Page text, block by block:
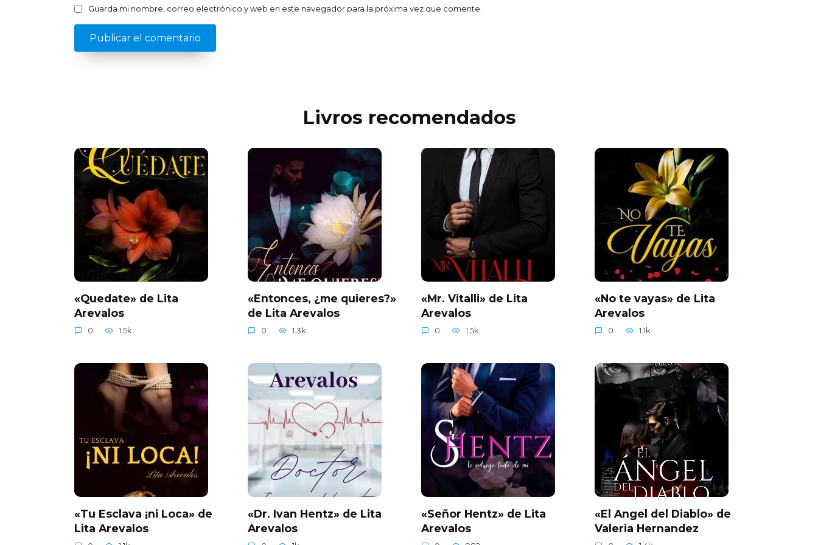
Guarda mi nombre, correo electrónico y web en este navegador para la próxima vez que comente.
Livros recomendados
«Quedate» de Lita
Arevalos
0 1.5k.
«Entonces, ¿me quieres?»
de Lita Arevalos
0 1.3k.
«Mr. Vitalli» de Lita
Arevalos
0 1.5k.
«No te vayas» de Lita
Arevalos
0 1.1k.
«Tu Esclava ¡ni Loca» de
Lita Arevalos
«Dr. Ivan Hentz» de Lita
Arevalos
«Señor Hentz» de Lita
Arevalos
«El Angel del Diablo» de
Valeria Hernandez